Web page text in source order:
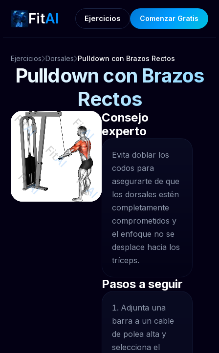
FitAI Ejercicios Comenzar Gratis
Ejercicios Dorsales Pulldown con Brazos Rectos
Pulldown con Brazos
Rectos
Consejo
experto
Evita doblar los
codos para
asegurarte de que
los dorsales estén
completamente
comprometidos y
el enfoque no se
desplace hacia los
tríceps.
Pasos a seguir
Adjunta una
barra a un cable
de polea alta y
selecciona el